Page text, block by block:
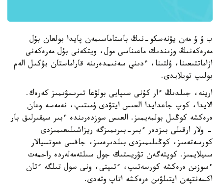
ب ۇ ۇ مەن يۋنەسكو-نىڭ باستاماسىمەن پايدا بولعان بۇل
مەرەكەنىڭ وزىندىك ماعىناسى مول، ويتكەنى بۇل مەرەكەنى
ازاماتتىعىنا، ۇلتىنا، ءدىني سەنىمدەرىنە قاراماستان بۇكىل الەم
بولىپ تويلايدى.
ارينە، جىلدىڭ ءار كۇنى سىپايى بولۋعا تىرىسۋىمىز كەرەك.
الايدا، كوپ جاعدايدا العىس ايتۋدى ۇمىتىپ، نەمەسە وعان
ەرەكشە كوڭىل بولمەيمىز. العىس سوزدەرىندە ءبىر سيقىرلىق بار
- ولار ارقىلى بىزدەر ءبىر-بىرىمىزگە ريزاشىلىعىمىزدى
كورسەتەمىز، كوڭىلىمىزدى بىلدىرەمىز، جاقسى ەموتسيالار
سىيلايمىز. كوپتەگەن تۋريستىك جول سىلتەمەلەردە راحمەت
ءسوزىن ەرەكشە كورسەتىپ، ءتىپتى، ونى سول تىلگە ءتان
اكسەنتپەن ايتىلۋىن ەرەكشە اتاپ وتەدى.